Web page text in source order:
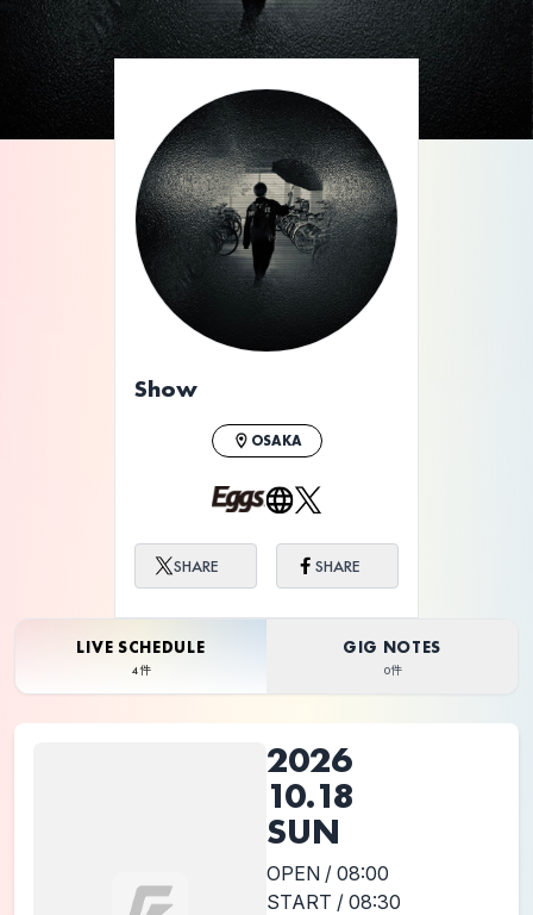
Show
OSAKA
SHARE SHARE
LIVE SCHEDULE
4件
GIG NOTES
0件
2026
10.18
SUN
OPEN / 08:00
START / 08:30